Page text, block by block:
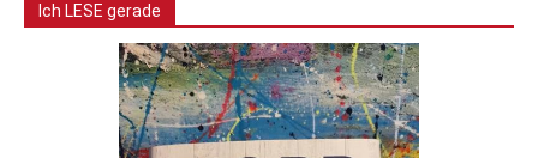
Ich LESE gerade